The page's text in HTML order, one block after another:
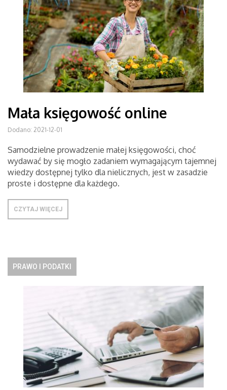
Mała księgowość online
Dodano: 2021-12-01
Samodzielne prowadzenie małej księgowości, choć
wydawać by się mogło zadaniem wymagającym tajemnej
wiedzy dostępnej tylko dla nielicznych, jest w zasadzie
proste i dostępne dla każdego.
CZYTAJ WIĘCEJ
PRAWO I PODATKI